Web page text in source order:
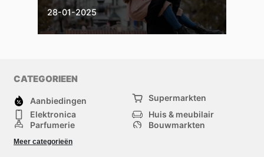
28-01-2025
CATEGORIEEN
Aanbiedingen
Supermarkten
Elektronica
Huis & meubilair
Parfumerie
Bouwmarkten
Kinderen
Meer categorieën